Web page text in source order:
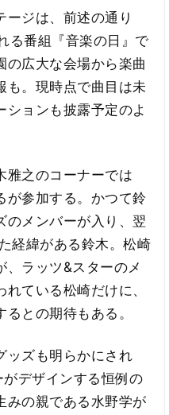
ジは、前述の通り
る番組『音楽の日』で
の広大な会場から楽曲
も。現時点で曲目は未
ションも披露予定のよ
之のコーナーでは
が参加する。かつて鈴
のメンバーが入り、翌
経緯がある鈴木。松崎
、ラッツ&スターのメ
ている松崎だけに、
との期待もある。
ズも明らかにされ
がデザインする恒例の
みの親である水野学が